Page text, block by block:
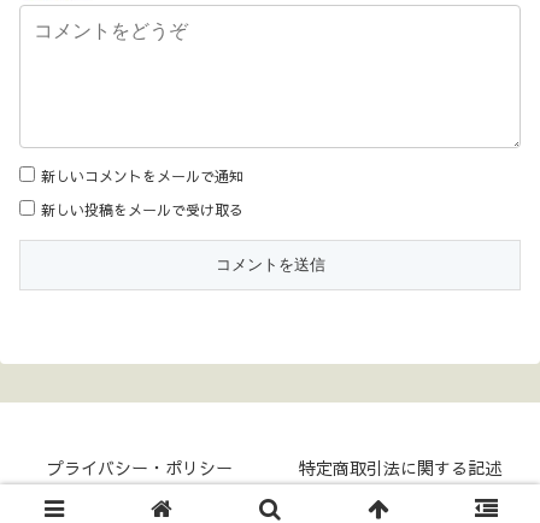
新しいコメントをメールで通知
新しい投稿をメールで受け取る
プライバシー・ポリシー
特定商取引法に関する記述
Copyright © 2017- COKKY-NET All Rights Reserved.